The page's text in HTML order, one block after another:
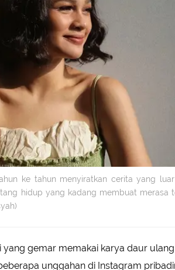
ke tahun menyiratkan cerita yang
hidup yang kadang membuat merasa
gemar memakai karya daur
unggahan di Instagram